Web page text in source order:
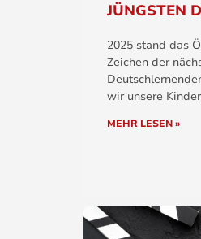
JÜNGSTEN
2025 stand das
Zeichen der
wir unsere
MEHR LESEN »